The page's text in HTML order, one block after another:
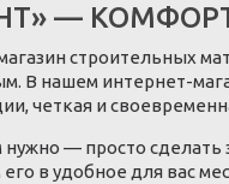
—
строительных
В нашем интернет-
четкая и
нужно — просто
его в удобное для вас